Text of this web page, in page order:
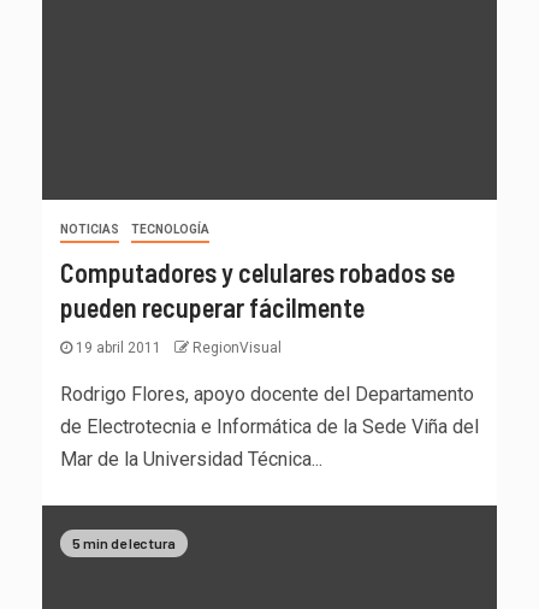
NOTICIAS TECNOLOGÍA
Computadores y celulares robados se
pueden recuperar fácilmente
19 abril 2011 RegionVisual
Rodrigo Flores, apoyo docente del Departamento
de Electrotecnia e Informática de la Sede Viña del
Mar de la Universidad Técnica...
5 min de lectura